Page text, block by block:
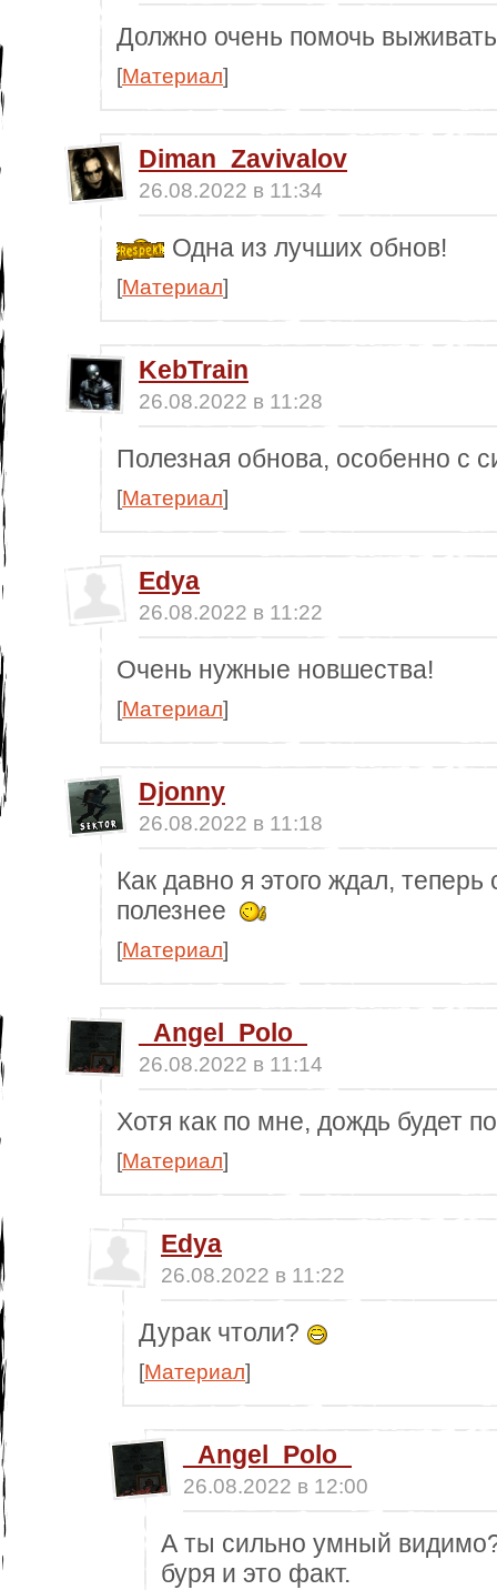
Должно очень помочь
[Материал]
Diman_Zavivalov
26.08.2022 в 11:34
Одна из лучших обнов!
[Материал]
KebTrain
26.08.2022 в 11:28
Полезная обнова, особенно с
[Материал]
Edya
26.08.2022 в 11:22
Очень нужные новшества!
[Материал]
Djonny
26.08.2022 в 11:18
Как давно я этого ждал, теперь
полезнее
[Материал]
_Angel_Polo_
26.08.2022 в 11:14
Хотя как по мне, дождь будет
[Материал]
Edya
26.08.2022 в 11:22
Дурак чтоли?
[Материал]
_Angel_Polo_
26.08.2022 в 12:00
А ты сильно умный
буря и это факт.